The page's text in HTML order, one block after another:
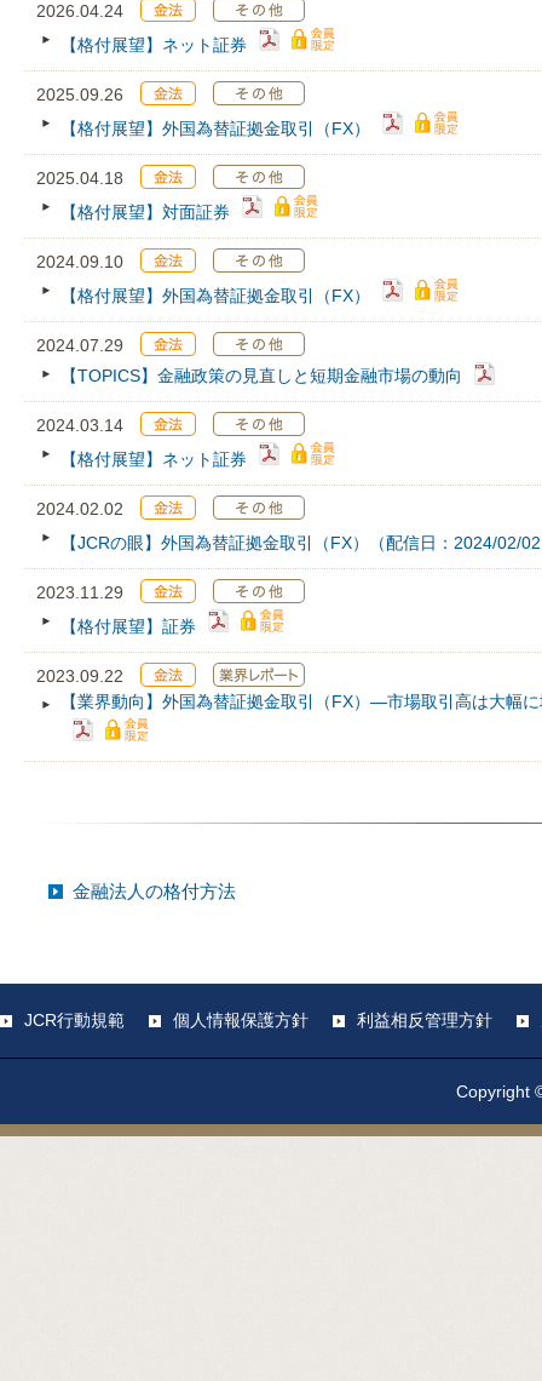
2026.04.24
【格付展望】ネット証券
2025.09.26
【格付展望】外国為替証拠金取引（FX）
2025.04.18
【格付展望】対面証券
2024.09.10
【格付展望】外国為替証拠金取引（FX）
2024.07.29
【TOPICS】金融政策の見直しと短期金融市場の動向
2024.03.14
【格付展望】ネット証券
2024.02.02
【JCRの眼】外国為替証拠金取引（FX）（配信日：2024/02/
2023.11.29
【格付展望】証券
2023.09.22
【業界動向】外国為替証拠金取引（FX）―市場取引高は大幅
金融法人の格付方法
JCR行動規範 個人情報保護方針 利益相反管理方針
Copyright